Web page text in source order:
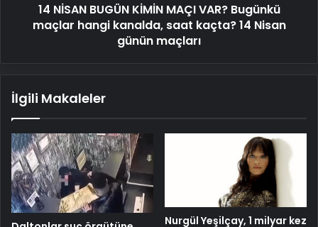
kanalda,
maçları
14 NİSAN BUGÜN KİMİN MAÇI VAR? Bugünkü
maçlar hangi kanalda, saat kaçta? 14 Nisan
günün maçları
İlgili Makaleler
Nurgül Yeşilçay, 1 milyar kez